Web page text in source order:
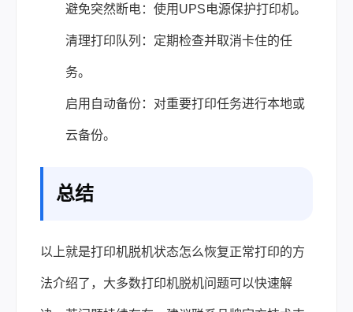
避免突然断电：使用UPS电源保护打印机。
清理打印队列：定期检查并取消卡住的任
务。
启用自动备份：对重要打印任务进行本地或
云备份。
总结
以上就是打印机脱机状态怎么恢复正常打印的方
法介绍了，大多数打印机脱机问题可以快速解